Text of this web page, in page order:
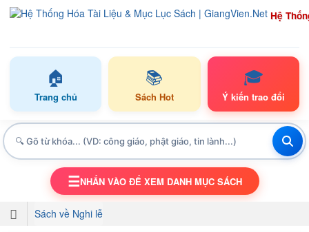
Hệ
🏠
Trang chủ
📚
Sách Hot
🎓
Ý kiến trao đổi
TOGGLE NAVIGATION
☰NHẤN VÀO ĐỂ XEM DANH MỤC SÁCH
Sách về Nghi lễ